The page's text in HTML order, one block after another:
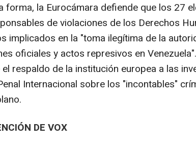
forma, la Eurocámara defiende que los 27
de violaciones de los Derechos
implicados en la "toma ilegítima de la
oficiales y actos represivos en
el respaldo de la institución europea a las
Internacional sobre los "incontables"
DE VOX